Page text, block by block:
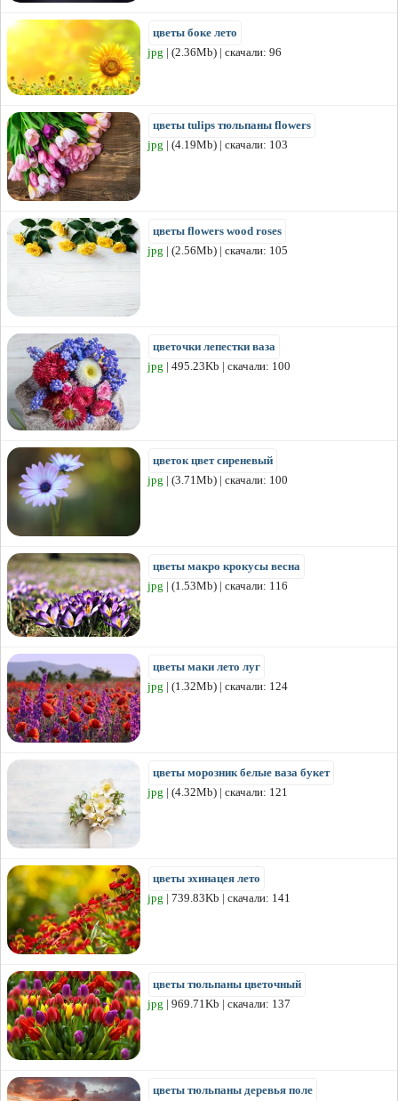
цветы боке лето
jpg | (2.36Mb) | скачали: 96
цветы tulips тюльпаны flowers
jpg | (4.19Mb) | скачали: 103
цветы flowers wood roses
jpg | (2.56Mb) | скачали: 105
цветочки лепестки ваза
jpg | 495.23Kb | скачали: 100
цветок цвет сиреневый
jpg | (3.71Mb) | скачали: 100
цветы макро крокусы весна
jpg | (1.53Mb) | скачали: 116
цветы маки лето луг
jpg | (1.32Mb) | скачали: 124
цветы морозник белые ваза букет
jpg | (4.32Mb) | скачали: 121
цветы эхинацея лето
jpg | 739.83Kb | скачали: 141
цветы тюльпаны цветочный
jpg | 969.71Kb | скачали: 137
цветы тюльпаны деревья поле